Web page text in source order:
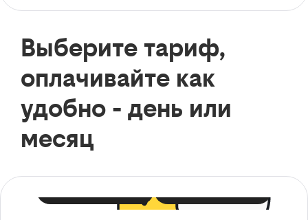
Выберите тариф,
оплачивайте как
удобно - день или
месяц